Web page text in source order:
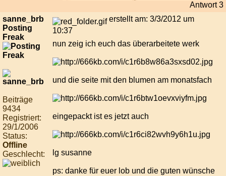
Antwort 3
sanne_brb
Posting
Freak
Beiträge
9434
Registriert:
29/1/2006
Status:
Offline
Geschlecht:
erstellt am: 3/3/2012 um
10:37
nun zeig ich euch das überarbeitete werk
und die seite mit den blumen am monatsfach
eingepackt ist es jetzt auch
lg susanne
ps: danke für euer lob und die guten wünsche